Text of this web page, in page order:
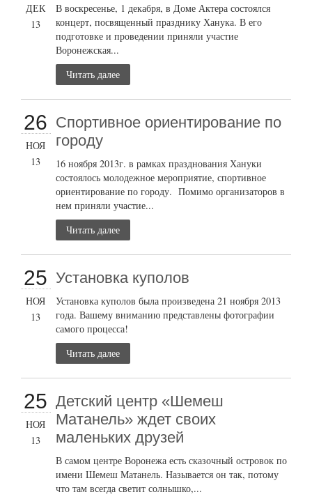
ДЕК
13
В воскресенье, 1 декабря, в Доме Актера состоялся
концерт, посвященный празднику Ханука. В его
подготовке и проведении приняли участие
Воронежская...
Читать далее
26
НОЯ
13
Cпортивное ориентирование по
городу
16 ноября 2013г. в рамках празднования Хануки
состоялось молодежное мероприятие, спортивное
ориентирование по городу. Помимо организаторов в
нем приняли участие...
Читать далее
25
НОЯ
13
Установка куполов
Установка куполов была произведена 21 ноября 2013
года. Вашему вниманию представлены фотографии
самого процесса!
Читать далее
25
НОЯ
13
Детский центр «Шемеш
Матанель» ждет своих
маленьких друзей
В самом центре Воронежа есть сказочный островок по
имени Шемеш Матанель. Называется он так, потому
что там всегда светит солнышко,...